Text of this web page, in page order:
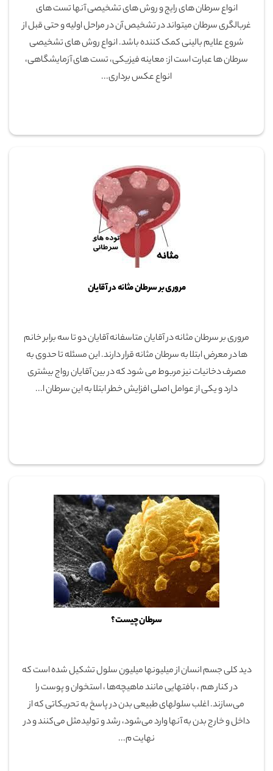
انواع سرطان های رایج و روش های تشخیصی آنها تست های
غربالگری سرطان میتواند در تشخیص آن در مراحل اولیه و حتی قبل از
شروع علایم بالینی کمک کننده باشد. انواع روش های تشخیصی
سرطان ها عبارت است از: معاینه فیزیکی، تست های آزمایشگاهی،
انواع عکس برداری...
مروری بر سرطان مثانه در آقایان
مروری بر سرطان مثانه در آقایان متاسفانه آقایان دو تا سه برابر خانم
ها در معرض ابتلا به سرطان مثانه قرار دارند. این مسئله تا حدوی به
مصرف دخانیات نیز مربوط می شود که در بین آقایان رواج بیشتری
دارد و یکی از عوامل اصلی افزایش خطر ابتلا به این سرطان ا...
سرطان چیست؟
دید کلی جسم انسان از میلیونها میلیون سلول تشکیل شده است که
در کنار هم ، بافتهایی مانند ماهیچه‌ها ، استخوان و پوست را
می‌سازند. اغلب سلولهای طبیعی بدن در پاسخ به تحریکاتی که از
داخل و خارج بدن به آنها وارد می‌شود، رشد و تولیدمثل می‌کنند و در
نهایت م...